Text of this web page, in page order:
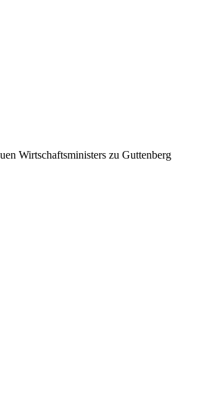
Wirtschaftsministers zu Guttenberg